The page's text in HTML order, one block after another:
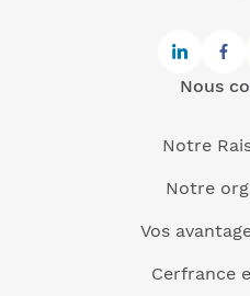
Nous
Notre
Notre
Vos
Cerfrance